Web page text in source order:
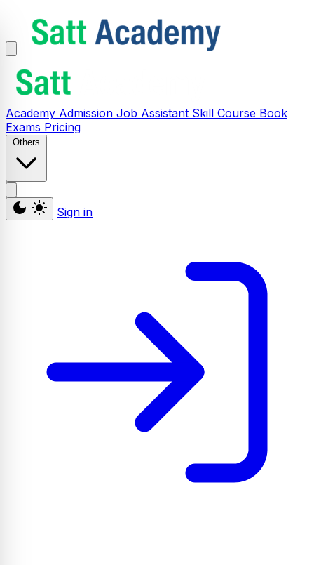
Academy Admission Job Assistant Skill Course Book
Exams Pricing
Others
Sign in